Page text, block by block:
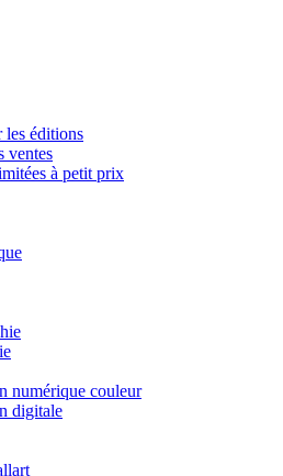
éditions
ventes
à petit prix
numérique couleur
digitale